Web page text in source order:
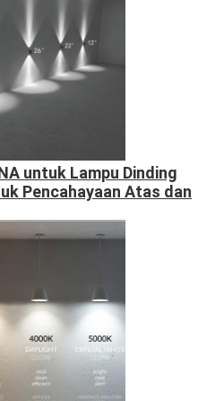
untuk Lampu Dinding
Pencahayaan Atas dan